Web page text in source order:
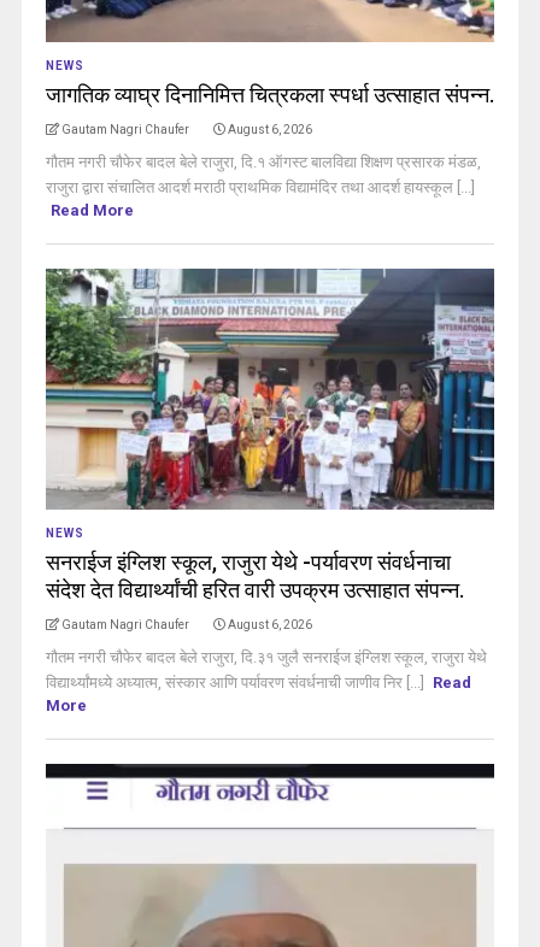
NEWS
जागतिक व्याघ्र दिनानिमित्त चित्रकला स्पर्धा उत्साहात संपन्न.
Gautam Nagri Chaufer August 6, 2026
गौतम नगरी चौफेर बादल बेले राजुरा, दि.१ ऑगस्ट बालविद्या शिक्षण प्रसारक मंडळ,
राजुरा द्वारा संचालित आदर्श मराठी प्राथमिक विद्यामंदिर तथा आदर्श हायस्कूल [...]
Read More
NEWS
सनराईज इंग्लिश स्कूल, राजुरा येथे -पर्यावरण संवर्धनाचा
संदेश देत विद्यार्थ्यांची हरित वारी उपक्रम उत्साहात संपन्न.
Gautam Nagri Chaufer August 6, 2026
गौतम नगरी चौफेर बादल बेले राजुरा, दि.३१ जुलै सनराईज इंग्लिश स्कूल, राजुरा येथे
विद्यार्थ्यांमध्ये अध्यात्म, संस्कार आणि पर्यावरण संवर्धनाची जाणीव निर [...]
Read
More